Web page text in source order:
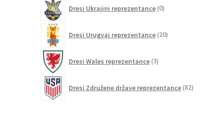
Dresi Ukrajini reprezentance 0izdelkov
Dresi Urugvaj reprezentance 20izdelkov
Dresi Wales reprezentance 3izdelki
Dresi Združene države reprezentance 82izdelkov